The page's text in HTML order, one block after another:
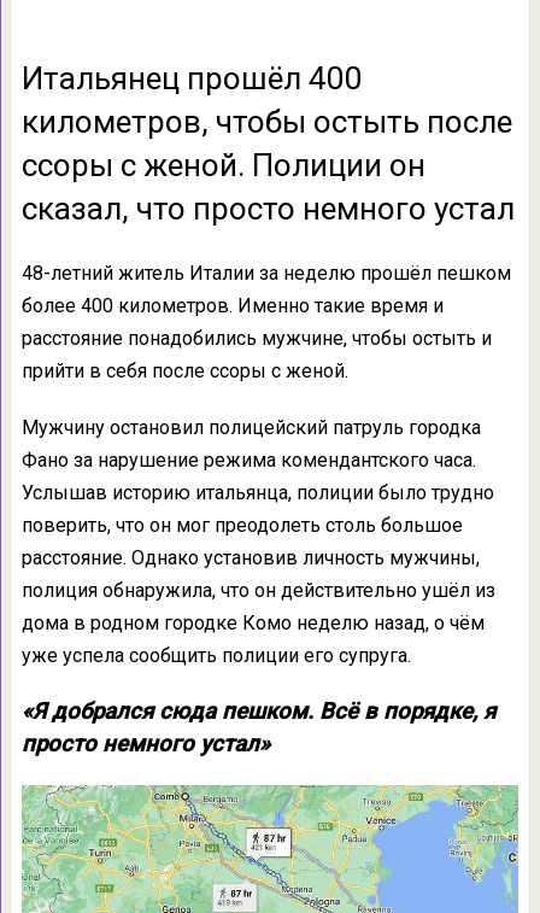
Итальянец прошёл 400
километров, чтобы остыть после
ссоры с женой. Полиции он
сказал, что просто немного устал
48-летний житель Италии за неделю прошёл пешком
более 400 километров. Именно такие время и
расстояние понадобились мужчине, чтобы остыть и
прийти в себя после ссоры с женой.
Мужчину остановил полицейский патруль городка
Фано за нарушение режима комендантского часа.
Услышав историю итальянца, полиции было трудно
поверить, что он мог преодолеть столь большое
расстояние. Однако установив личность мужчины,
полиция обнаружила, что он действительно ушёл из
дома в родном городке Комо неделю назад, о чём
уже успела сообщить полиции его супруга.
«Я добрался сюда пешком. Всё в порядке, я
просто немного устал»